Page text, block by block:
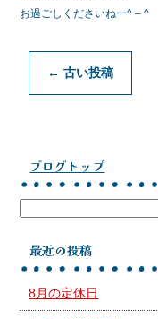
お過ごしくださいねー^ – ^
← 古い投稿
ブログトップ
最近の投稿
8月の定休日